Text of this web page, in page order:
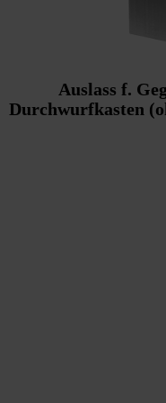
Auslass f.
Durchwurfkasten